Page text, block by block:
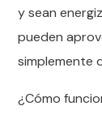
y sean
pueden
simplemente
¿Cómo